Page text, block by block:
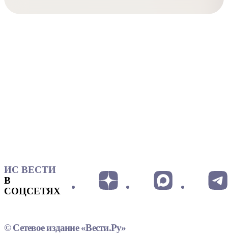
ИС ВЕСТИ
В
СОЦСЕТЯХ
© Сетевое издание «Вести.Ру»